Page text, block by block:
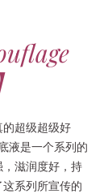
超级超级好
液是一个系列的
滋润度好，持
系列所宣传的